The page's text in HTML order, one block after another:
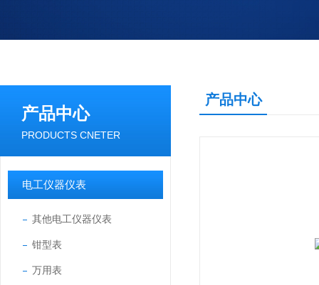
产品中心
PRODUCTS CNETER
电工仪器仪表
其他电工仪器仪表
钳型表
万用表
产品中心